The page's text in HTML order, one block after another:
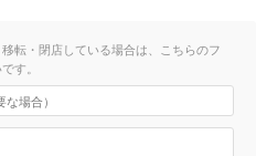
転・閉店している場合は、こちらのフ
す。